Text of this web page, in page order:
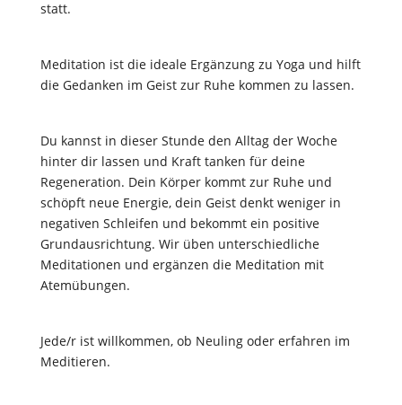
statt.
Meditation ist die ideale Ergänzung zu Yoga und hilft
die Gedanken im Geist zur Ruhe kommen zu lassen.
Du kannst in dieser Stunde den Alltag der Woche
hinter dir lassen und Kraft tanken für deine
Regeneration. Dein Körper kommt zur Ruhe und
schöpft neue Energie, dein Geist denkt weniger in
negativen Schleifen und bekommt ein positive
Grundausrichtung. Wir üben unterschiedliche
Meditationen und ergänzen die Meditation mit
Atemübungen.
Jede/r ist willkommen, ob Neuling oder erfahren im
Meditieren.